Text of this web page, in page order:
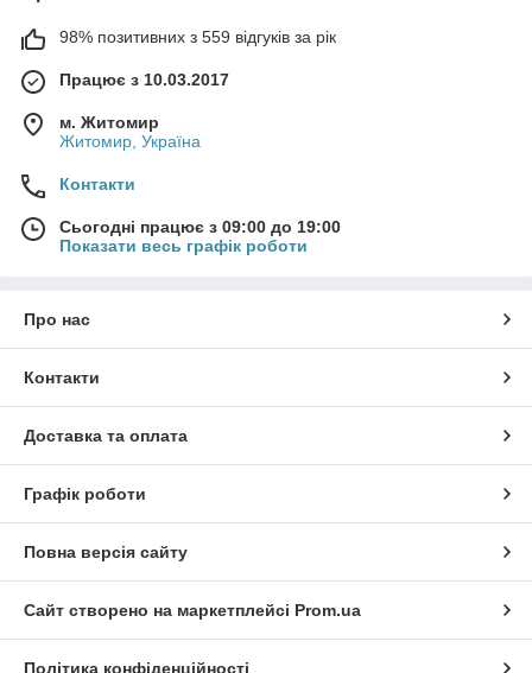
98% позитивних з 559 відгуків за рік
Працює з 10.03.2017
м. Житомир
Житомир, Україна
Контакти
Сьогодні працює з 09:00 до 19:00
Показати весь графік роботи
Про нас
Контакти
Доставка та оплата
Графік роботи
Повна версія сайту
Сайт створено на маркетплейсі Prom.ua
Політика конфіденційності